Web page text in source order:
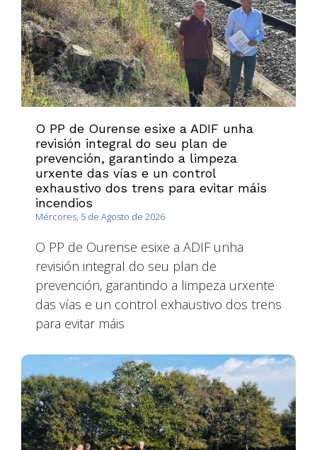
O PP de Ourense esixe a ADIF unha
revisión integral do seu plan de
prevención, garantindo a limpeza
urxente das vías e un control
exhaustivo dos trens para evitar máis
incendios
Mércores, 5 de Agosto de 2026
O PP de Ourense esixe a ADIF unha
revisión integral do seu plan de
prevención, garantindo a limpeza urxente
das vías e un control exhaustivo dos trens
para evitar máis